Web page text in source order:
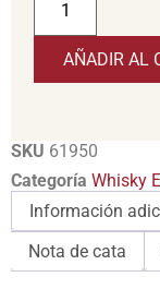
AÑADIR AL
SKU 61950
Categoría Whisky
Información
Nota de cata